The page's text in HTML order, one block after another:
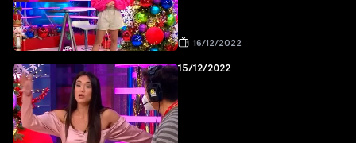
16/12/2022
15/12/2022